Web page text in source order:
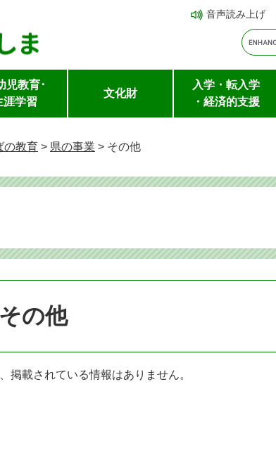
ー
し
音声読み上げ
児教育･
涯学習
文化財
入学・転入学
・経済的支援
の教育 > 県の事業 > その他
その他
掲載されている情報はありません。